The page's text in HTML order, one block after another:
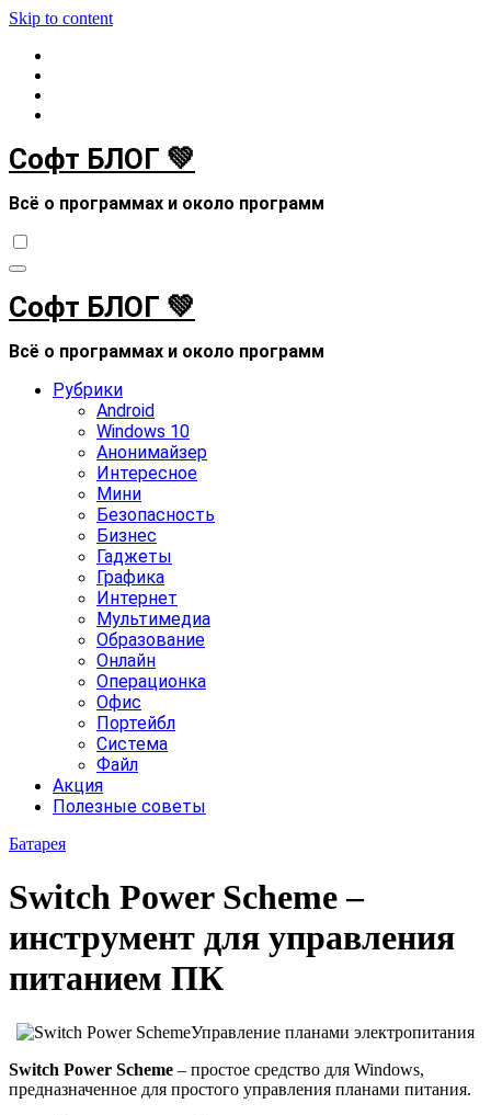
Skip to content
Софт БЛОГ 💚
Всё о программах и около программ
Софт БЛОГ 💚
Всё о программах и около программ
Рубрики
Android
Windows 10
Анонимайзер
Интересное
Мини
Безопасность
Бизнес
Гаджеты
Графика
Интернет
Мультимедиа
Образование
Онлайн
Операционка
Офис
Портейбл
Система
Файл
Акция
Полезные советы
Батарея
Switch Power Scheme –
инструмент для управления
питанием ПК
Управление планами электропитания
Switch Power Scheme – простое средство для Windows,
предназначенное для простого управления планами питания.